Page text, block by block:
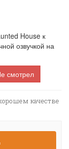
House к
озвучкой на
смотрел
качестве